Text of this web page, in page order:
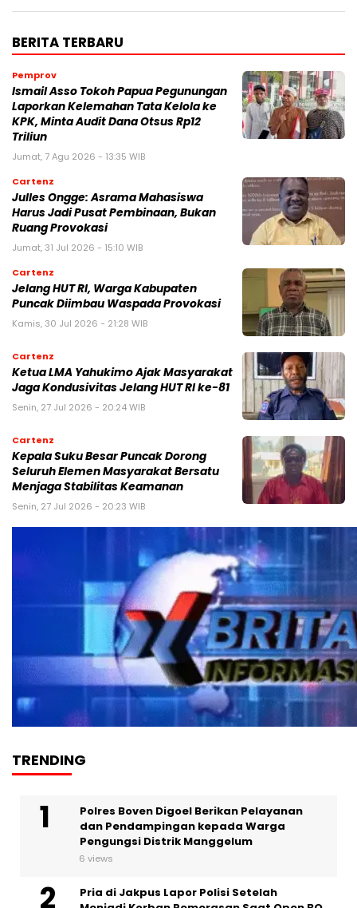
BERITA TERBARU
Pemprov
Ismail Asso Tokoh Papua Pegunungan
Laporkan Kelemahan Tata Kelola ke
KPK, Minta Audit Dana Otsus Rp12
Triliun
Jumat, 7 Agu 2026 - 13:35 WIB
Cartenz
Julles Ongge: Asrama Mahasiswa
Harus Jadi Pusat Pembinaan, Bukan
Ruang Provokasi
Jumat, 31 Jul 2026 - 15:10 WIB
Cartenz
Jelang HUT RI, Warga Kabupaten
Puncak Diimbau Waspada Provokasi
Kamis, 30 Jul 2026 - 21:28 WIB
Cartenz
Ketua LMA Yahukimo Ajak Masyarakat
Jaga Kondusivitas Jelang HUT RI ke-81
Senin, 27 Jul 2026 - 20:24 WIB
Cartenz
Kepala Suku Besar Puncak Dorong
Seluruh Elemen Masyarakat Bersatu
Menjaga Stabilitas Keamanan
Senin, 27 Jul 2026 - 20:23 WIB
TRENDING
Polres Boven Digoel Berikan Pelayanan
dan Pendampingan kepada Warga
Pengungsi Distrik Manggelum
6 views
Pria di Jakpus Lapor Polisi Setelah